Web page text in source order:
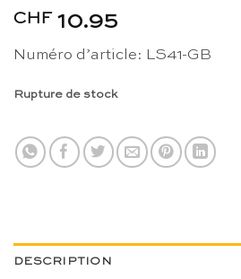
CHF 10.95
Numéro d’article: LS41-GB
Rupture de stock
DESCRIPTION